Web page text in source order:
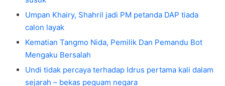
Umpan Khairy, Shahril jadi PM petanda DAP tiada
calon layak
Kematian Tangmo Nida, Pemilik Dan Pemandu Bot
Mengaku Bersalah
Undi tidak percaya terhadap Idrus pertama kali dalam
sejarah – bekas peguam negara